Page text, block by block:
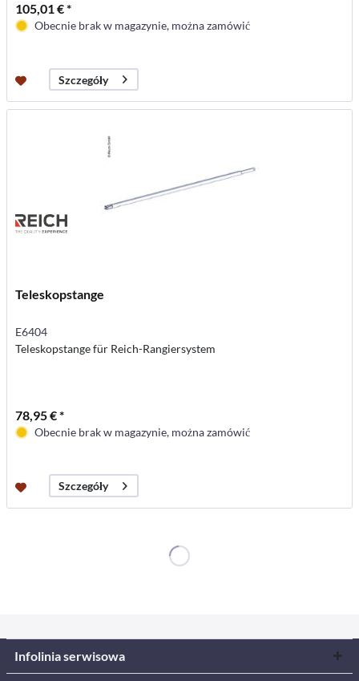
105,01 € *
Obecnie brak w magazynie, można zamówić
Szczegóły
Teleskopstange
E6404
Teleskopstange für Reich-Rangiersystem
78,95 € *
Obecnie brak w magazynie, można zamówić
Szczegóły
Infolinia serwisowa